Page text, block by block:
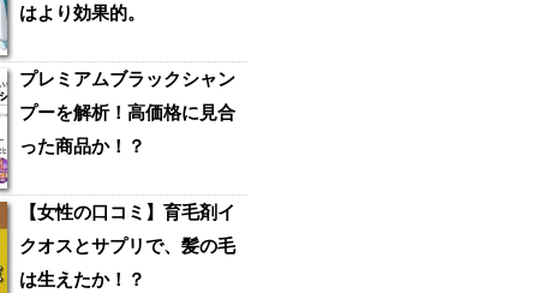
はより効果的。
プレミアムブラックシャン
プーを解析！高価格に見合
った商品か！？
【女性の口コミ】育毛剤イ
クオスとサプリで、髪の毛
は生えたか！？